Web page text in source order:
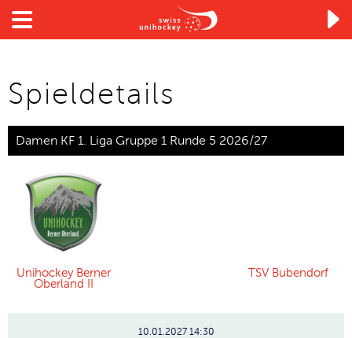

Spieldetails
Damen KF 1. Liga Gruppe 1 Runde 5 2026/27
Unihockey Berner
Oberland II
TSV Bubendorf
10.01.2027 14:30